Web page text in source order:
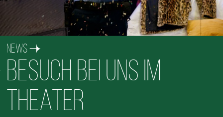
News
Besuch bei uns im
Theater